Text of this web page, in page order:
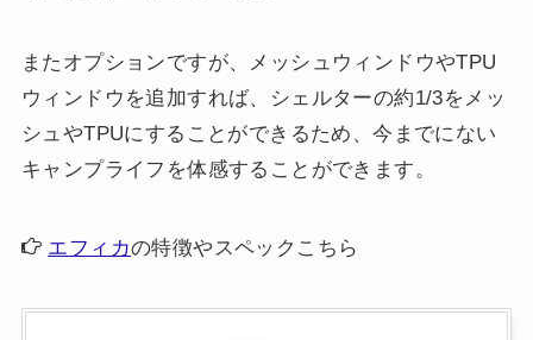
またオプションですが、メッシュウィンドウやTPU
ウィンドウを追加すれば、シェルターの約1/3をメッ
シュやTPUにすることができるため、今までにない
キャンプライフを体感することができます。
エフィカの特徴やスペックこちら